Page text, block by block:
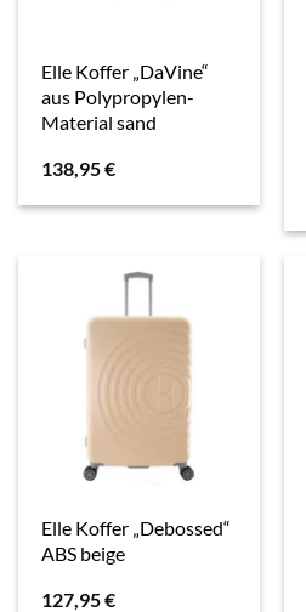
Elle Koffer „DaVine“
aus Polypropylen-
Material sand
138,95€
Elle Koffer „Debossed“
ABS beige
127,95€